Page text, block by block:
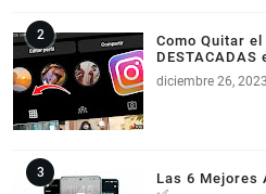
Como Quitar el
DESTACADAS
diciembre 26, 2023
Las 6 Mejores